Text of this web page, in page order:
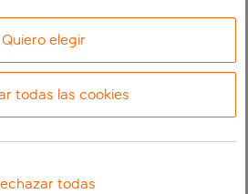
Quiero elegir
todas las cookies
todas